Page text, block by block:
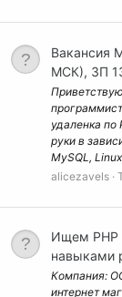
Вакансия
МСК), ЗП
удаленка
руки в
MySQL,
alicezavels
Ищем PHP
навыками
Компания:
интернет